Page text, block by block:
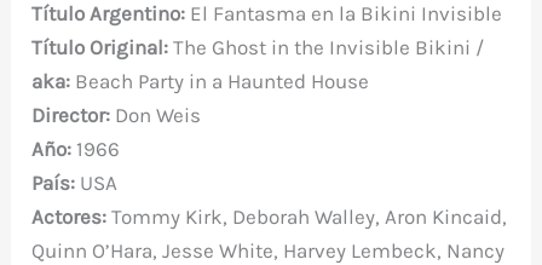
c
e
b
o
o
k
it
te
r
er
e
st
at
s
m
bl
d
di
gr
a
m
p
Título Argentino: El Fantasma en la Bikini Invisible
Título Original: The Ghost in the Invisible Bikini /
aka: Beach Party in a Haunted House
Director: Don Weis
Año: 1966
País: USA
Actores: Tommy Kirk, Deborah Walley, Aron Kincaid,
Quinn O’Hara, Jesse White, Harvey Lembeck, Nancy